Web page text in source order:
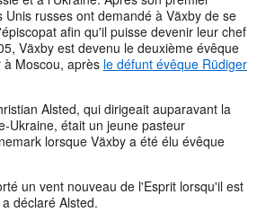
Unis russes ont demandé à Växby de se
afin qu'il puisse devenir leur chef
Växby est devenu le deuxième évêque
Moscou, après le défunt évêque Rüdiger
Alsted, qui dirigeait auparavant la
Ukraine, était un jeune pasteur
lorsque Växby a été élu évêque
un vent nouveau de l'Esprit lorsqu'il est
déclaré Alsted.